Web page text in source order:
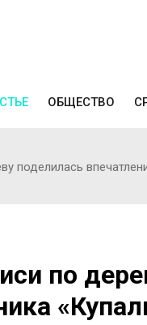
ОБЩЕСТВО
поделилась
по